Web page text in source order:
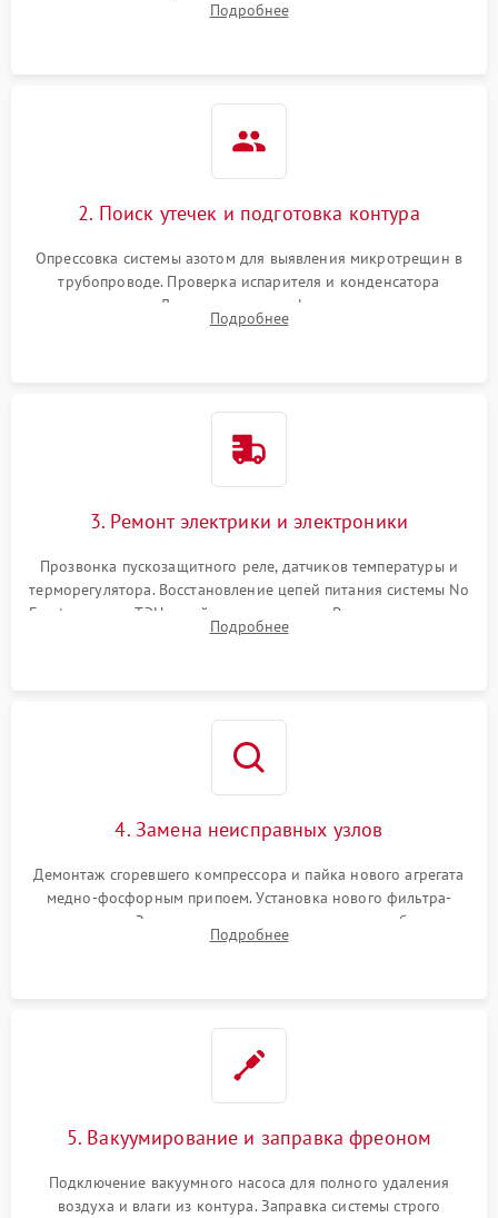
считывание кодов ошибок с электронного дисплея.
Подробнее
2. Поиск утечек и подготовка контура
Опрессовка системы азотом для выявления микротрещин в
трубопроводе. Проверка испарителя и конденсатора
течеискателем. Демонтаж старого фильтра-осушителя и
продувка капиллярной трубки для устранения засоров.
Подробнее
3. Ремонт электрики и электроники
Прозвонка пускозащитного реле, датчиков температуры и
терморегулятора. Восстановление цепей питания системы No
Frost, включая ТЭН оттайки и вентилятор. Ремонт или замена
платы управления при сбоях алгоритмов.
Подробнее
4. Замена неисправных узлов
Демонтаж сгоревшего компрессора и пайка нового агрегата
медно-фосфорным припоем. Установка нового фильтра-
осушителя. Замена изношенных вентиляторов обдува,
сломанных заслонок или поврежденных дверных петель.
Подробнее
5. Вакуумирование и заправка фреоном
Подключение вакуумного насоса для полного удаления
воздуха и влаги из контура. Заправка системы строго